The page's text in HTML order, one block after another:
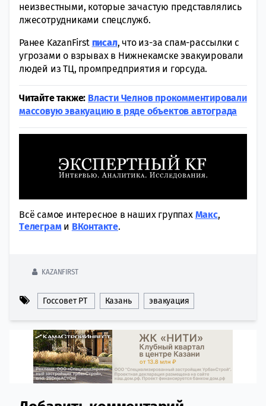
неизвестными, которые зачастую представлялись
лжесотрудниками спецслужб.
Ранее KazanFirst писал, что из-за спам-рассылки с
угрозами о взрывах в Нижнекамске эвакуировали
людей из ТЦ, промпредприятия и горсуда.
Читайте также: Власти Челнов прокомментировали
массовую эвакуацию в ряде объектов автограда
Всё самое интересное в наших группах Макс,
Tелеграми ВКонтакте.
KAZANFIRST
Госсовет РТ Казань эвакуация